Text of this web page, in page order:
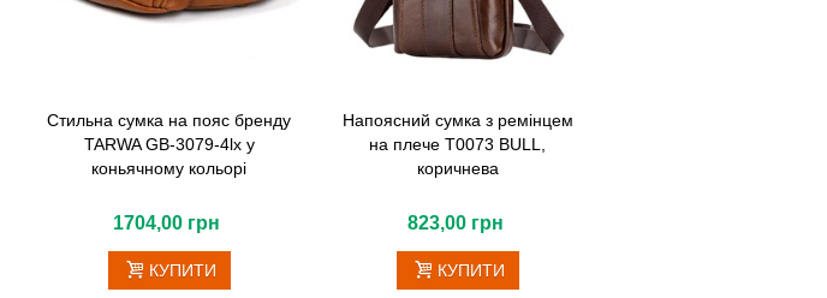
Стильна сумка на пояс бренду
TARWA GB-3079-4lx у
коньячному кольорі
1704,00 грн
КУПИТИ
Напоясний сумка з ремінцем
на плече T0073 BULL,
коричнева
823,00 грн
КУПИТИ